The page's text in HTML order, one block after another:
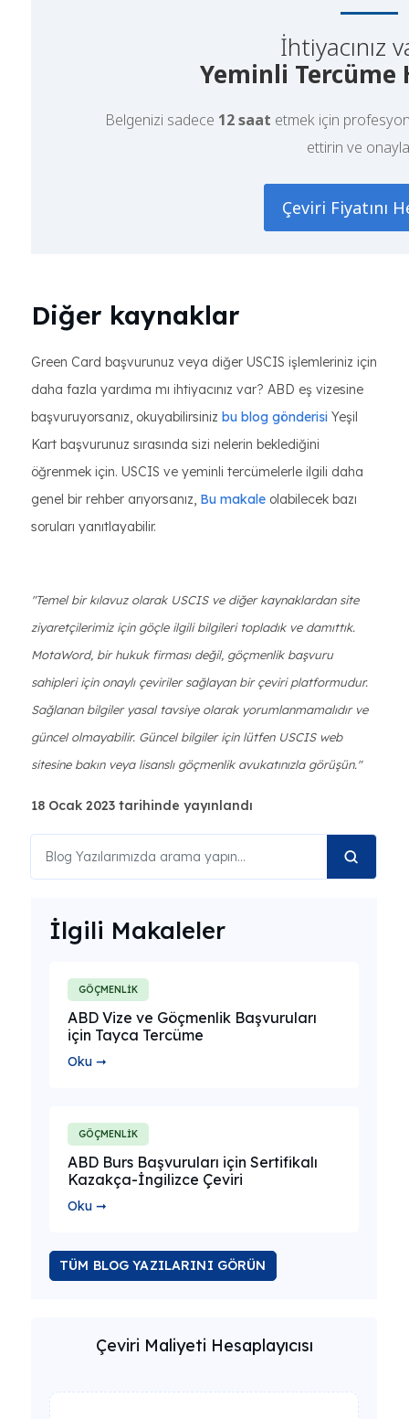
İhtiyacınız
Yeminli Tercüme
Belgenizi sadece 12 saat etmek için
ettirin ve
Çeviri Fiyatını
Diğer kaynaklar
Green Card başvurunuz veya diğer USCIS işlemleriniz için
daha fazla yardıma mı ihtiyacınız var? ABD eş vizesine
başvuruyorsanız, okuyabilirsiniz bu blog gönderisi Yeşil
Kart başvurunuz sırasında sizi nelerin beklediğini
öğrenmek için. USCIS ve yeminli tercümelerle ilgili daha
genel bir rehber arıyorsanız, Bu makale olabilecek bazı
soruları yanıtlayabilir.
"Temel bir kılavuz olarak USCIS ve diğer kaynaklardan site
ziyaretçilerimiz için göçle ilgili bilgileri topladık ve damıttık.
MotaWord, bir hukuk firması değil, göçmenlik başvuru
sahipleri için onaylı çeviriler sağlayan bir çeviri platformudur.
Sağlanan bilgiler yasal tavsiye olarak yorumlanmamalıdır ve
güncel olmayabilir. Güncel bilgiler için lütfen USCIS web
sitesine bakın veya lisanslı göçmenlik avukatınızla görüşün."
18 Ocak 2023 tarihinde yayınlandı
İlgili Makaleler
GÖÇMENLİK
ABD Vize ve Göçmenlik Başvuruları
için Tayca Tercüme
Oku ➞
GÖÇMENLİK
ABD Burs Başvuruları için Sertifikalı
Kazakça-İngilizce Çeviri
Oku ➞
TÜM BLOG YAZILARINI GÖRÜN
Çeviri Maliyeti Hesaplayıcısı